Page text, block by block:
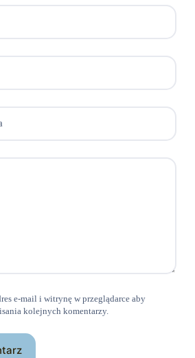
e-mail i witrynę w przeglądarce aby
kolejnych komentarzy.